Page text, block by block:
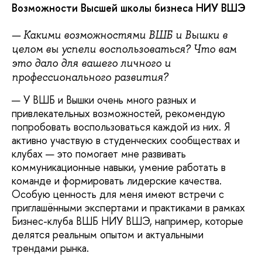
Возможности Высшей школы бизнеса НИУ ВШЭ
— Какими возможностями ВШБ и Вышки в
целом вы успели воспользоваться? Что вам
это дало для вашего личного и
профессионального развития?
— У ВШБ и Вышки очень много разных и
привлекательных возможностей, рекомендую
попробовать воспользоваться каждой из них. Я
активно участвую в студенческих сообществах и
клубах — это помогает мне развивать
коммуникационные навыки, умение работать в
команде и формировать лидерские качества.
Особую ценность для меня имеют встречи с
приглашёнными экспертами и практиками в рамках
Бизнес-клуба ВШБ НИУ ВШЭ, например, которые
делятся реальным опытом и актуальными
трендами рынка.